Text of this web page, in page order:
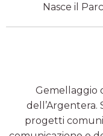
Nasce il
Gemellaggio
dell’Argentera.
progetti